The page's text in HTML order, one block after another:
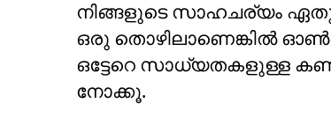
നിങ്ങളുടെ സാഹചര്യം
ഒരു തൊഴിലാണെങ്കില്‍
ഒട്ടേറെ സാധ്യതകളുള്ള
നോക്കൂ.